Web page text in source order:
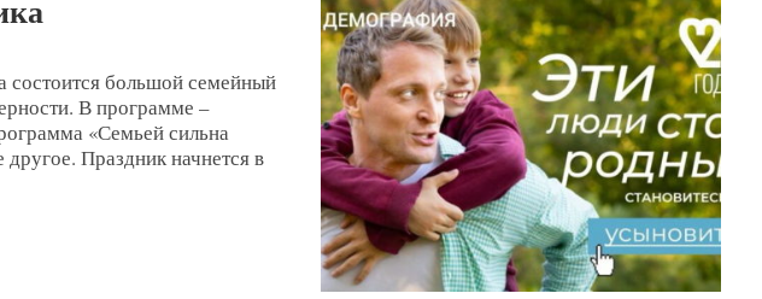
состоится большой семейный
В программе –
«Семьей сильна
Праздник начнется в